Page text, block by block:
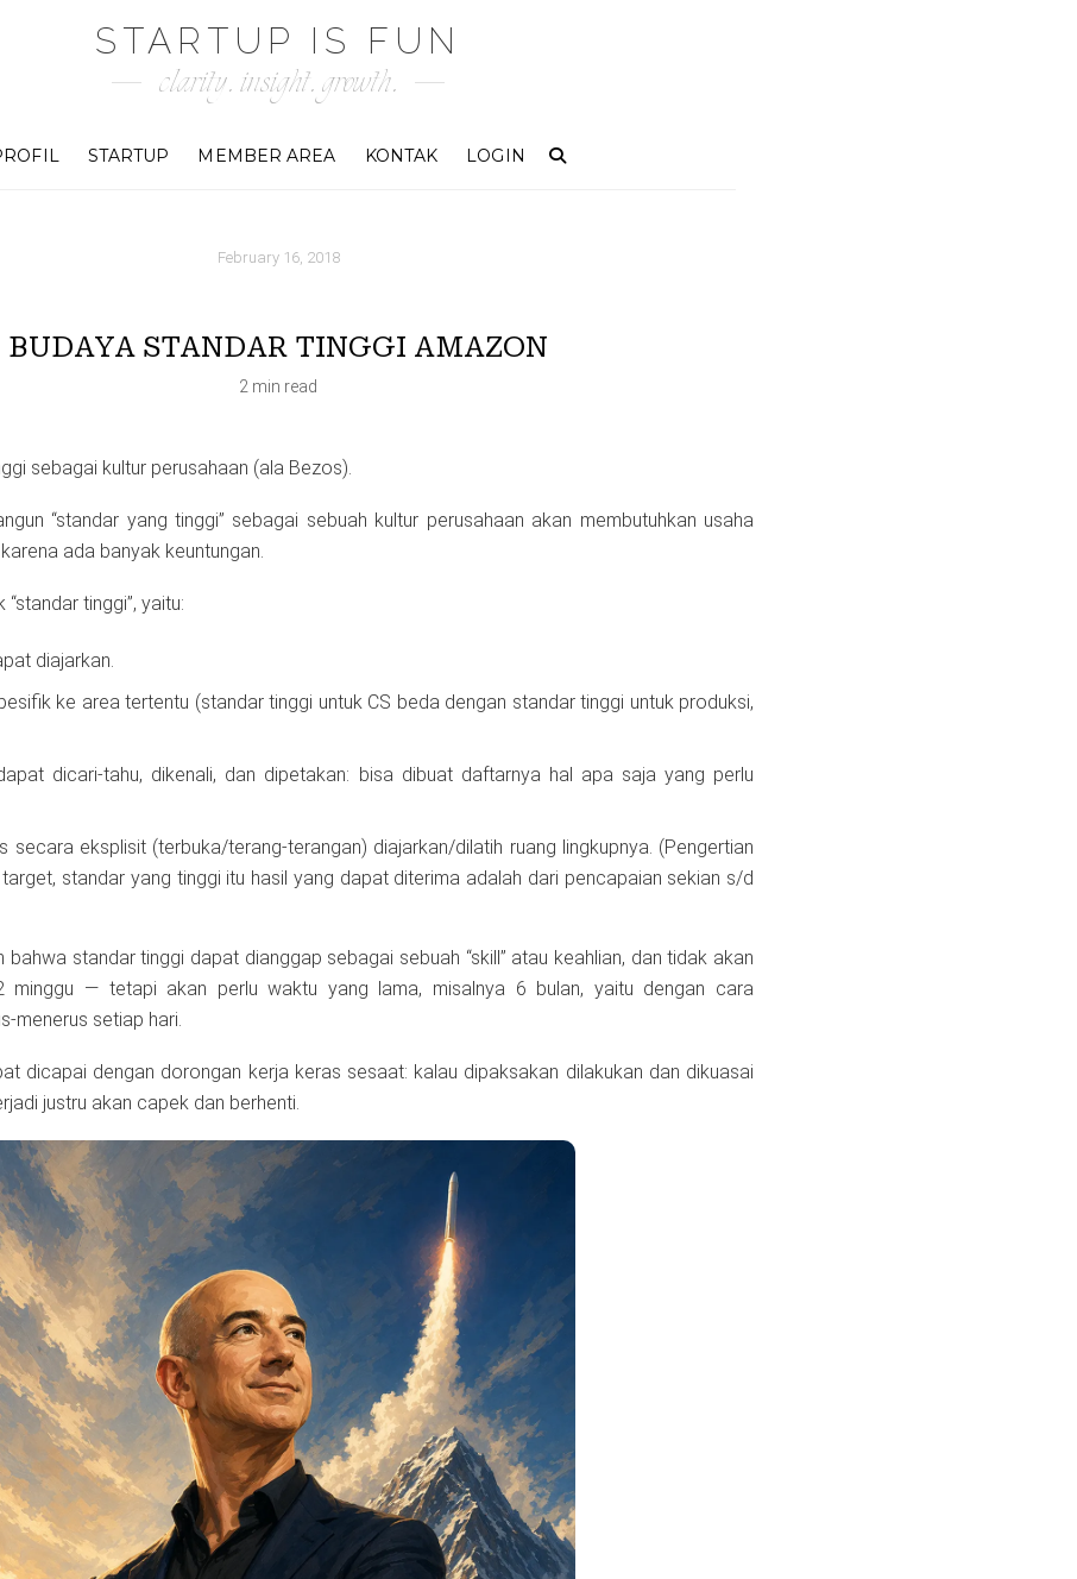
STARTUP IS FUN
clarity. insight. growth.
STARTUP MEMBER AREA KONTAK LOGIN
February 16, 2018
BUDAYA STANDAR TINGGI AMAZON
2 min read
sebagai kultur perusahaan (ala Bezos).
“standar yang tinggi” sebagai sebuah kultur perusahaan akan membutuhkan usaha
ada banyak keuntungan.
tinggi”, yaitu:
diajarkan.
ke area tertentu (standar tinggi untuk CS beda dengan standar tinggi untuk produksi,
dicari-tahu, dikenali, dan dipetakan: bisa dibuat daftarnya hal apa saja yang perlu
secara eksplisit (terbuka/terang-terangan) diajarkan/dilatih ruang lingkupnya. (Pengertian
standar yang tinggi itu hasil yang dapat diterima adalah dari pencapaian sekian s/d
standar tinggi dapat dianggap sebagai sebuah “skill” atau keahlian, dan tidak akan
minggu — tetapi akan perlu waktu yang lama, misalnya 6 bulan, yaitu dengan cara
menerus setiap hari.
dicapai dengan dorongan kerja keras sesaat: kalau dipaksakan dilakukan dan dikuasai
justru akan capek dan berhenti.